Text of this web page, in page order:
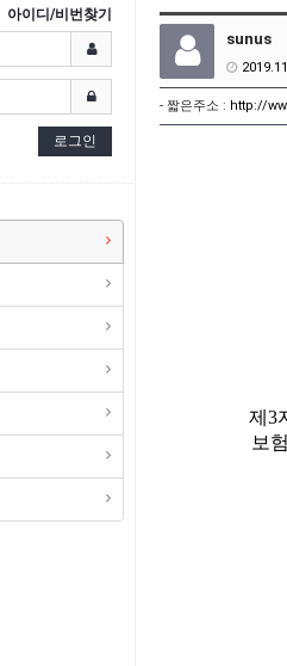
아이디/비번찾기
로그인
sunus
- 짧은주소 : http://
제 3
보